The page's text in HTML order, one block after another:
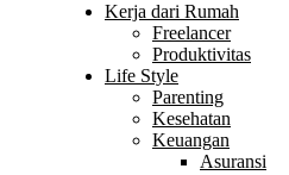
Kerja dari Rumah
Freelancer
Produktivitas
Life Style
Parenting
Kesehatan
Keuangan
Asuransi